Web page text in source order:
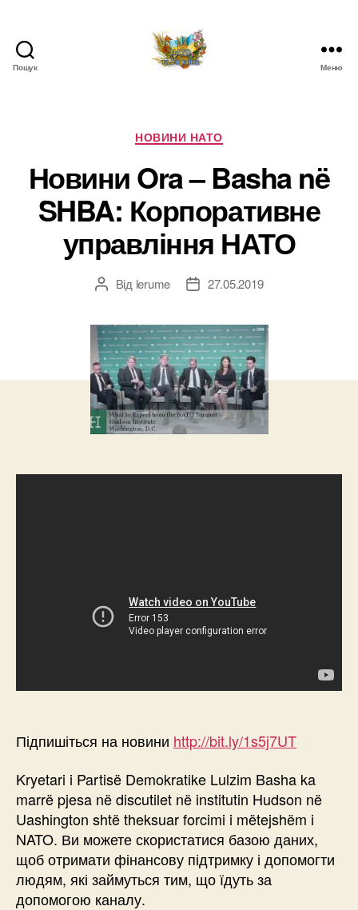
Пошук
Новини
про
НАТО
в
Україні
Меню
Категорії
НОВИНИ НАТО
Новини Ora – Basha në
SHBA: Корпоративне
управління НАТО
Автор
Від lerume
Дата27.05.2019
Підпишіться на новини http://bit.ly/1s5j7UT
Kryetari i Partisë Demokratike Lulzim Basha ka
marrë pjesa në discutilet në institutin Hudson në
Uashington shtë theksuar forcimi i mëtejshëm i
NATO. Ви можете скористатися базою даних,
щоб отримати фінансову підтримку і допомогти
людям, які займуться тим, що їдуть за
допомогою каналу.